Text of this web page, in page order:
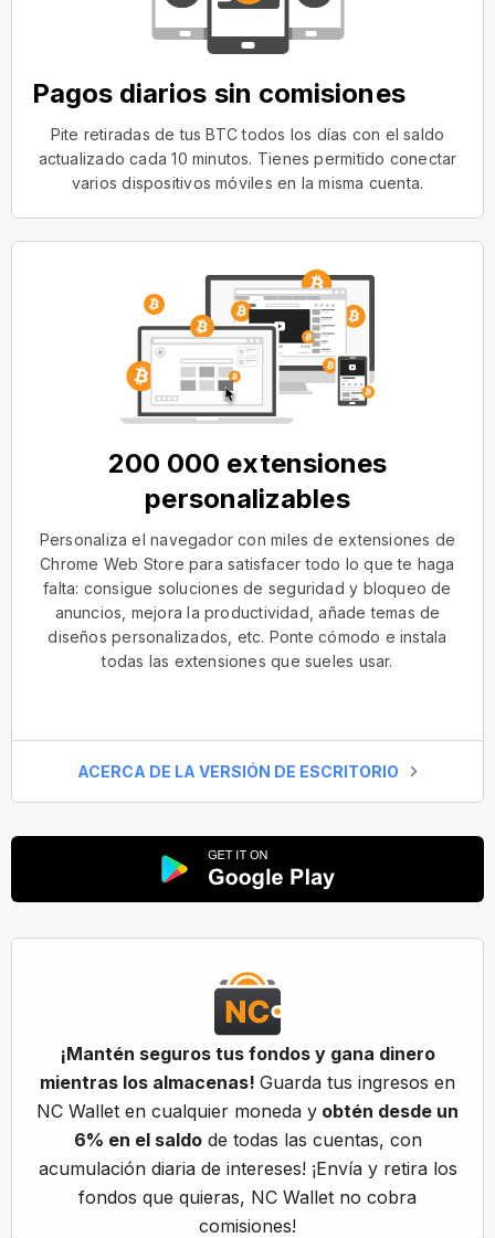
Pagos diarios sin comisiones
Pite retiradas de tus BTC todos los días con el saldo
actualizado cada 10 minutos. Tienes permitido conectar
varios dispositivos móviles en la misma cuenta.
200 000 extensiones
personalizables
Personaliza el navegador con miles de extensiones de
Chrome Web Store para satisfacer todo lo que te haga
falta: consigue soluciones de seguridad y bloqueo de
anuncios, mejora la productividad, añade temas de
diseños personalizados, etc. Ponte cómodo e instala
todas las extensiones que sueles usar.
ACERCA DE LA VERSIÓN DE ESCRITORIO
¡Mantén seguros tus fondos y gana dinero
mientras los almacenas! Guarda tus ingresos en
NC Wallet en cualquier moneda y obtén desde un
6% en el saldode todas las cuentas, con
acumulación diaria de intereses! ¡Envía y retira los
fondos que quieras, NC Wallet no cobra
comisiones!